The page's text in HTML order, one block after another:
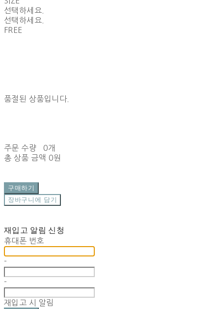
선택하세요.
선택하세요.
FREE
품절된 상품입니다.
주문 수량
0개
총 상품 금액 0원
구매하기
장바구니에 담기
재입고 알림 신청
휴대폰 번호
-
-
재입고 시 알림